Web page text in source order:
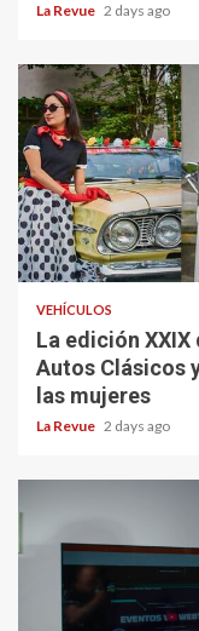
La Revue 2 days ago
VEHÍCULOS
La edición
Autos Clásicos
las mujeres
La Revue 2 days ago